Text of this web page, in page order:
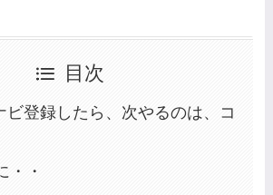
目次
ビ登録したら、次やるのは、コ
・・